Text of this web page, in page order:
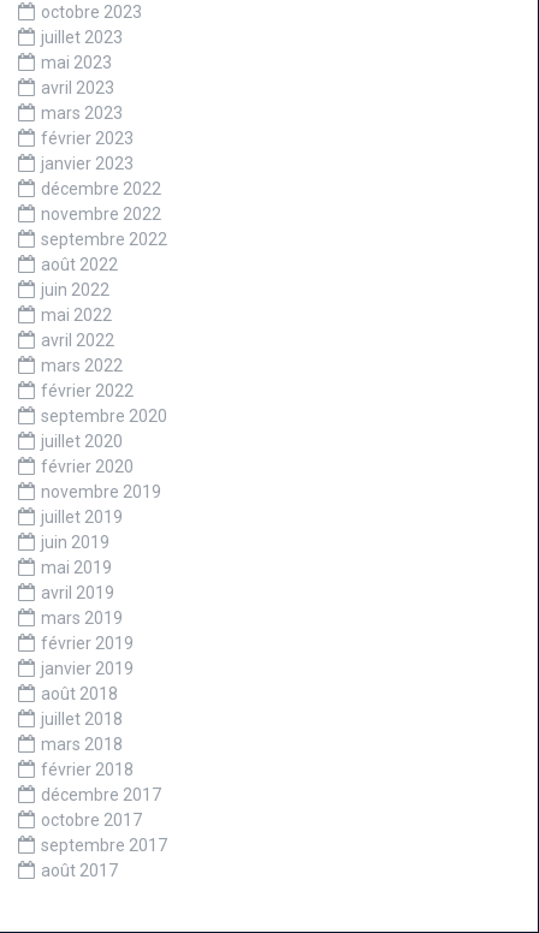
octobre 2023
juillet 2023
mai 2023
avril 2023
mars 2023
février 2023
janvier 2023
décembre 2022
novembre 2022
septembre 2022
août 2022
juin 2022
mai 2022
avril 2022
mars 2022
février 2022
septembre 2020
juillet 2020
février 2020
novembre 2019
juillet 2019
juin 2019
mai 2019
avril 2019
mars 2019
février 2019
janvier 2019
août 2018
juillet 2018
mars 2018
février 2018
décembre 2017
octobre 2017
septembre 2017
août 2017